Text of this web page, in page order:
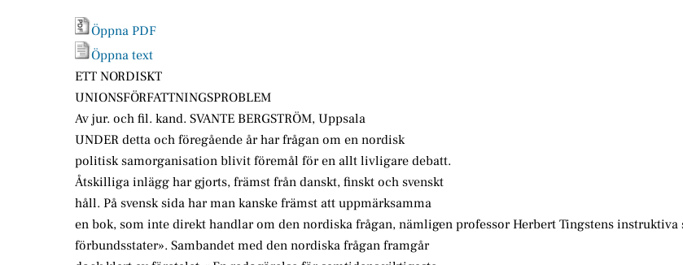
Öppna PDF
Öppna text
ETT NORDISKT
UNIONSFÖRFATTNINGSPROBLEM
Av jur. och fil. kand. SVANTE BERGSTRÖM, Uppsala
UNDER detta och föregående år har frågan om en nordisk
politisk samorganisation blivit föremål för en allt livligare debatt.
Åtskilliga inlägg har gjorts, främst från danskt, finskt och svenskt
håll. På svensk sida har man kanske främst att uppmärksamma
en bok, som inte direkt handlar om den nordiska frågan, nämligen professor Herbert Tingstens instruktiva
förbundsstater». Sambandet med den nordiska frågan framgår